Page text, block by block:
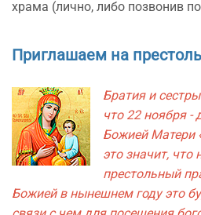
храма (лично, либо позвонив
Приглашаем на
Братия и
что 22 ноября -
Божией Матери
это значит,
престольный
Божией в нынешнем году это